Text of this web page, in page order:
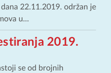
22.11.2019. održan je
u...
2019.
se od brojnih